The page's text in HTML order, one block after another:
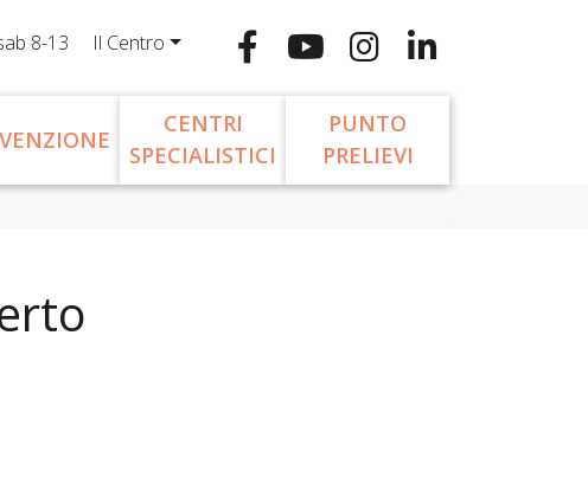
8-13 Il Centro
CENTRI
SPECIALISTICI
PUNTO
PRELIEVI